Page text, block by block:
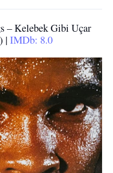
– Kelebek Gibi Uçar
|IMDb: 8.0